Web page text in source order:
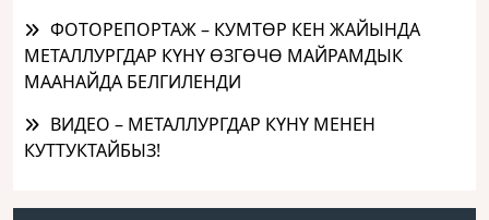
ФОТОРЕПОРТАЖ – КУМТӨР КЕН ЖАЙЫНДА
МЕТАЛЛУРГДАР КҮНҮ ӨЗГӨЧӨ МАЙРАМДЫК
МААНАЙДА БЕЛГИЛЕНДИ
ВИДЕО – МЕТАЛЛУРГДАР КҮНҮ МЕНЕН
КУТТУКТАЙБЫЗ!